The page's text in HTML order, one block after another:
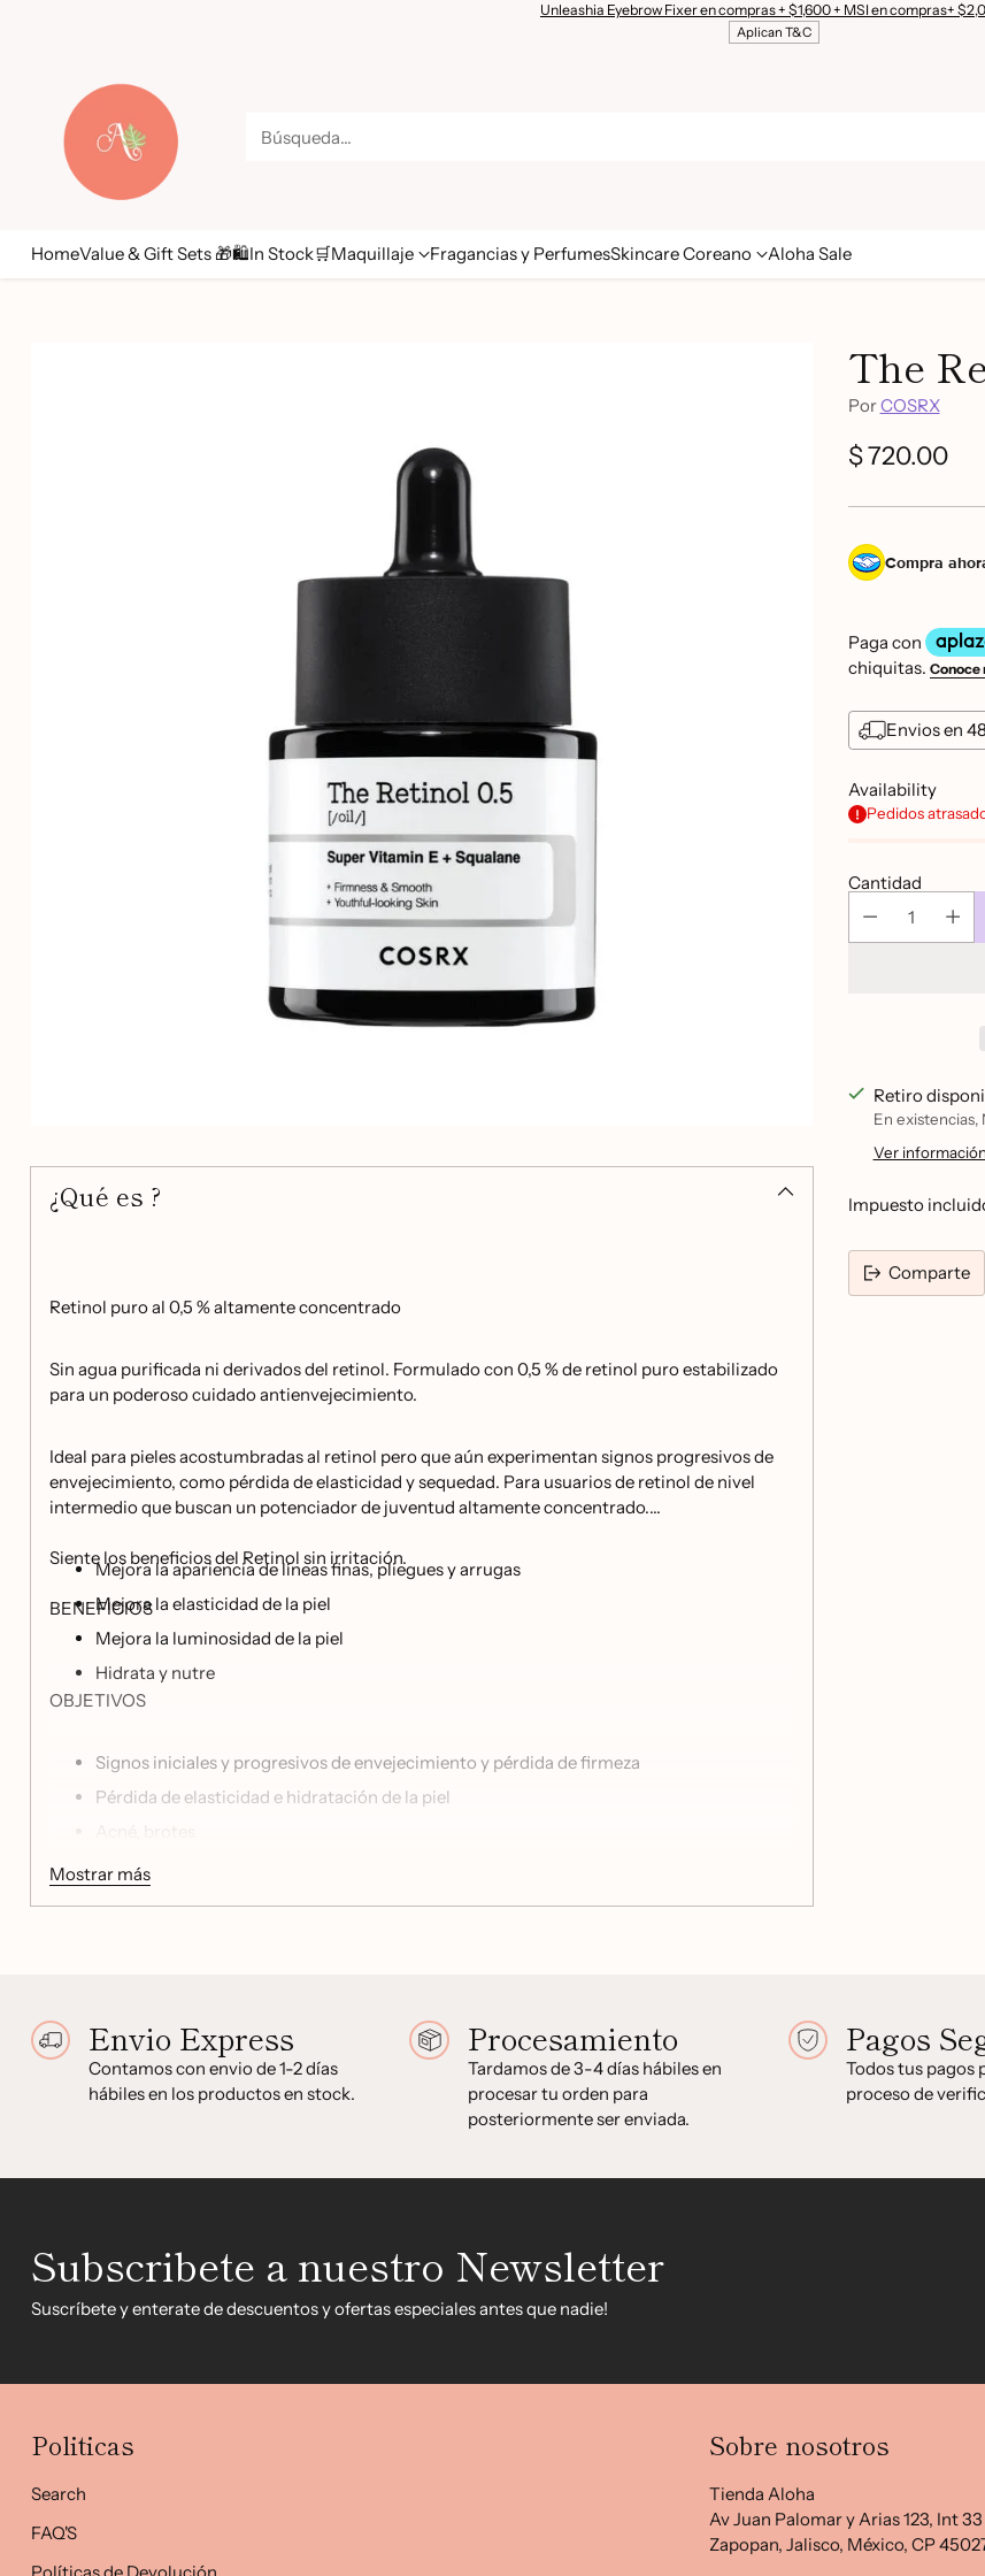
Unleashia Eyebrow Fixer en compras + $1,600 + MSI en compras+
Aplican T&C
Búsqueda…
HomeValue & Gift Sets 🎁🛍️In Stock🛒Maquillaje Fragancias y PerfumesSkincare Coreano Aloha Sale
¿Qué es ?
Retinol puro al 0,5 % altamente concentrado
Sin agua purificada ni derivados del retinol. Formulado con 0,5 % de retinol puro estabilizado
para un poderoso cuidado antienvejecimiento.
Ideal para pieles acostumbradas al retinol pero que aún experimentan signos progresivos de
envejecimiento, como pérdida de elasticidad y sequedad. Para usuarios de retinol de nivel
intermedio que buscan un potenciador de juventud altamente concentrado.
Siente los beneficios del Retinol sin irritación.
BENEFICIOS
Mejora la apariencia de líneas finas, pliegues y arrugas
Mejora la elasticidad de la piel
Mejora la luminosidad de la piel
Hidrata y nutre
OBJETIVOS
Signos iniciales y progresivos de envejecimiento y pérdida de firmeza
Pérdida de elasticidad e hidratación de la piel
Acné, brotes
Líneas finas y arrugas
Mostrar más
The
PorCOSRX
Precio
habitual
$ 720.00
Compra
Envios en
Availability
Pedidos
Cantidad
Retiro
En existencias,
Ver
Impuesto
Comparte
Envio Express
Contamos con envio de 1-2 días
hábiles en los productos en stock.
Procesamiento
Tardamos de 3-4 días hábiles en
procesar tu orden para
posteriormente ser enviada.
Pagos
Todos tus pagos
proceso de
Subscribete a nuestro Newsletter
Suscríbete y enterate de descuentos y ofertas especiales antes que nadie!
Politicas
Search
FAQ'S
Sobre nosotros
Tienda Aloha
Av Juan Palomar y Arias 123, Int 33
Zapopan, Jalisco, México, CP